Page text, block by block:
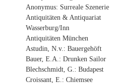
Anonymus: Surreale Szenerie
Antiquitäten & Antiquariat
Wasserburg/Inn
Antiquitäten München
Astudin, N.v.: Bauergehöft
Bauer, E.A.: Drunken Sailor
Blechschmidt, G.: Budapest
Croissant, E.: Chiemsee